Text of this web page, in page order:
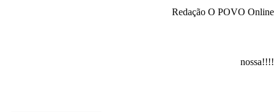
Redação O POVO Online
nossa!!!!